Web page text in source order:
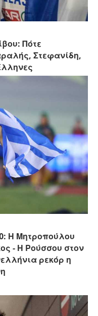
Πότε
Στεφανίδη,
Η Μητροπούλου
- Η Ρούσσου στον
ρεκόρ η